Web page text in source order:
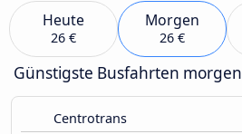
Heute
26 €
Morgen
26 €
Günstigste Busfahrten morgen
Centrotrans